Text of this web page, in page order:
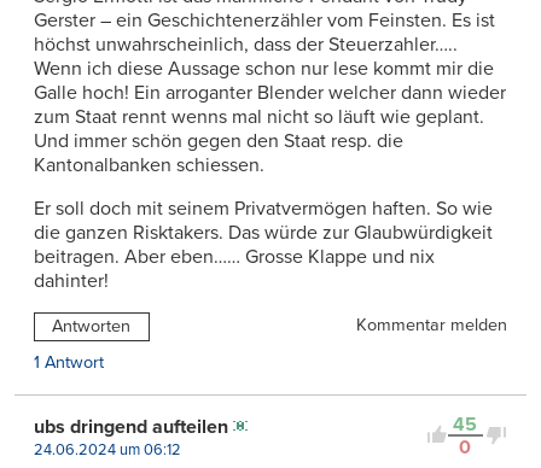
Gerster – ein Geschichtenerzähler vom Feinsten. Es ist
höchst unwahrscheinlich, dass der Steuerzahler…..
Wenn ich diese Aussage schon nur lese kommt mir die
Galle hoch! Ein arroganter Blender welcher dann wieder
zum Staat rennt wenns mal nicht so läuft wie geplant.
Und immer schön gegen den Staat resp. die
Kantonalbanken schiessen.
Er soll doch mit seinem Privatvermögen haften. So wie
die ganzen Risktakers. Das würde zur Glaubwürdigkeit
beitragen. Aber eben…… Grosse Klappe und nix
dahinter!
Antworten
Kommentar melden
1 Antwort
45
0
ubs dringend aufteilen
24.06.2024 um 06:12